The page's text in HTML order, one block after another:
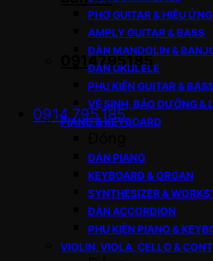
0914795185
0914.795.185
PHƠ GUITAR & HIỆU ỨNG
AMPLY GUITAR & BASS
ĐÀN MANDOLIN &
ĐÀN UKULELE
PHỤ KIỆN GUITAR &
VỆ SINH, BẢO DƯỠNG &
PIANO & KEYBOARD
ĐÀN PIANO
KEYBOARD & ORGAN
SYNTHESIZER &
ĐÀN ACCORDION
PHỤ KIỆN PIANO &
VIOLIN, VIOLA, CELLO &